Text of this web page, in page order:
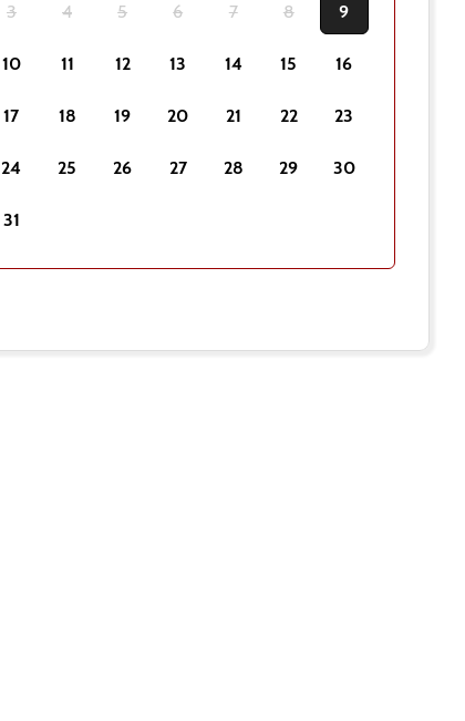
3 4 5 6 7 8 9
10 11 12 13 14 15 16
17 18 19 20 21 22 23
24 25 26 27 28 29 30
31